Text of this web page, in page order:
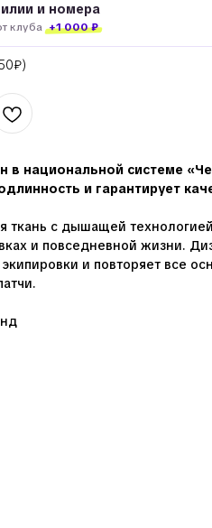
и номера
клуба +1 000 ₽
в национальной системе
и гарантирует
ткань с дышащей
и повседневной жизни.
и повторяет все